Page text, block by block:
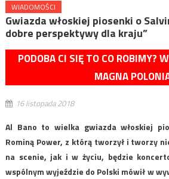
WIADOMOŚCI
Gwiazda włoskiej piosenki o
dobre perspektywy dla kraju”
PODOBA CI SIĘ TO CO ROBIMY?
MAGNA
16 listopada 2018
Al Bano to wielka gwiazda włoskiej
Rominą Power, z którą tworzył i tworzy
na scenie, jak i w życiu, będzie
wspólnym wyjeździe do Polski mówił w